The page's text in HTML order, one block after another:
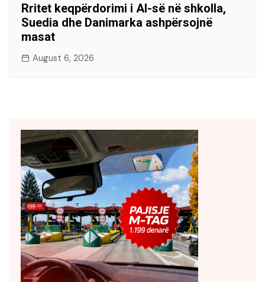
Rritet keqpërdorimi i AI-së në shkolla,
Suedia dhe Danimarka ashpërsojnë
masat
August 6, 2026